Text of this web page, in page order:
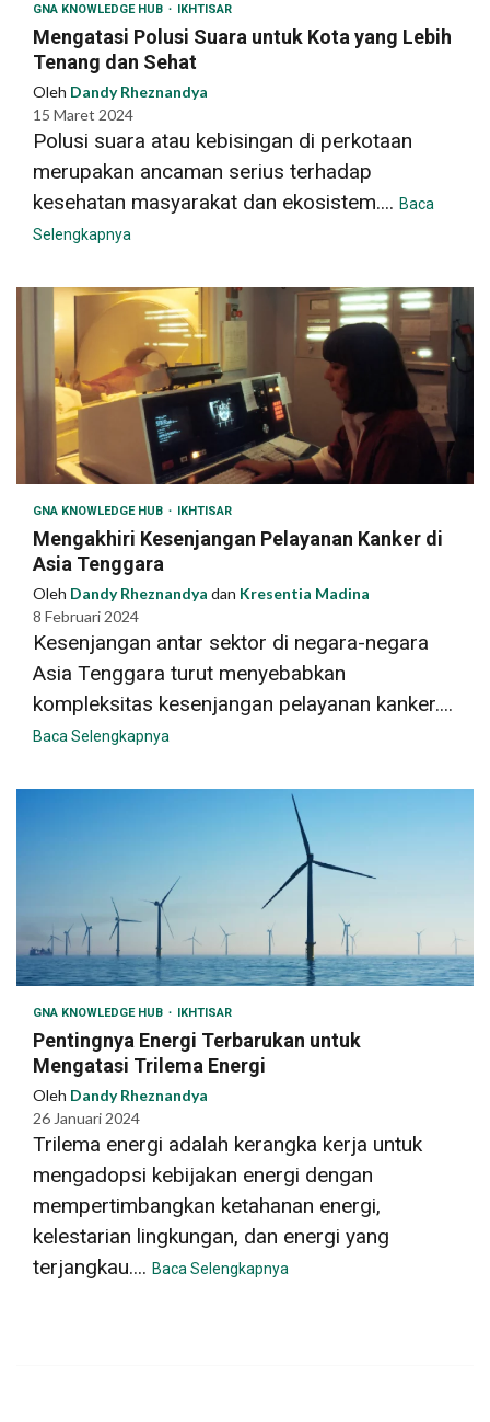
GNA KNOWLEDGE HUB IKHTISAR
Mengatasi Polusi Suara untuk Kota yang Lebih
Tenang dan Sehat
Oleh Dandy Rheznandya
15 Maret 2024
Polusi suara atau kebisingan di perkotaan
merupakan ancaman serius terhadap
kesehatan masyarakat dan ekosistem.... Baca
Selengkapnya
GNA KNOWLEDGE HUB IKHTISAR
Mengakhiri Kesenjangan Pelayanan Kanker di
Asia Tenggara
Oleh Dandy Rheznandya dan Kresentia Madina
8 Februari 2024
Kesenjangan antar sektor di negara-negara
Asia Tenggara turut menyebabkan
kompleksitas kesenjangan pelayanan kanker....
Baca Selengkapnya
GNA KNOWLEDGE HUB IKHTISAR
Pentingnya Energi Terbarukan untuk
Mengatasi Trilema Energi
Oleh Dandy Rheznandya
26 Januari 2024
Trilema energi adalah kerangka kerja untuk
mengadopsi kebijakan energi dengan
mempertimbangkan ketahanan energi,
kelestarian lingkungan, dan energi yang
terjangkau.... Baca Selengkapnya